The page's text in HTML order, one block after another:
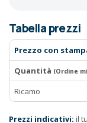
Tabella prezzi
Prezzo con
Quantità (Ordine
Ricamo
Prezzi indicativi: il